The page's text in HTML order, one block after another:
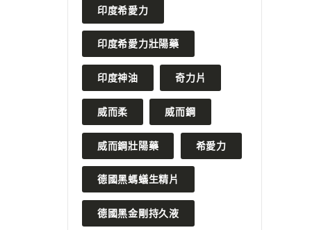
印度希愛力
印度希愛力壯陽藥
印度神油 奇力片
威而柔 威而鋼
威而鋼壯陽藥 希愛力
德國黑螞蟻生精片
德國黑金剛持久液